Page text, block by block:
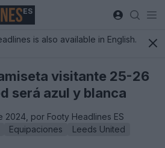
ES
is also available in English.
visitante 25-26
será azul y blanca
2024, por Footy Headlines ES
Equipaciones
Leeds United